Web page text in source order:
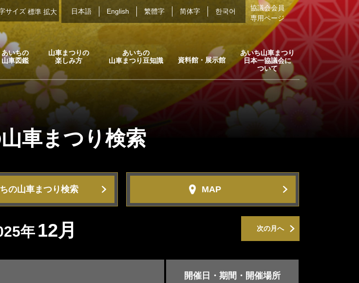
サイズ 標準 拡大 日本語 English 繁體字 简体字 한국어
協議会会員
専用ページ
あいちの
山車図鑑
山車まつりの
楽しみ方
あいちの
山車まつり豆知識
資料館・展示館
あいち山車まつり
日本一協議会に
ついて
車まつり検索
の山車まつり検索 MAP
次の月へ
年 12月
開催日・期間・開催場所